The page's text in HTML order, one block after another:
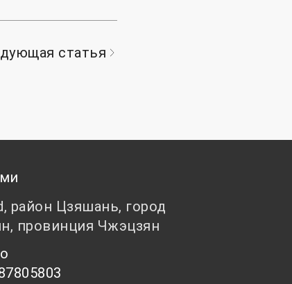
статья
район Цзяшань, город
провинция Чжэцзян